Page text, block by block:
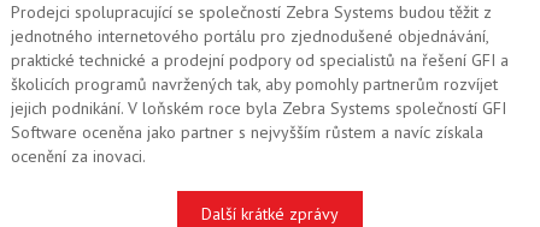
Prodejci spolupracující se společností Zebra Systems budou těžit z
jednotného internetového portálu pro zjednodušené objednávání,
praktické technické a prodejní podpory od specialistů na řešení GFI a
školicích programů navržených tak, aby pomohly partnerům rozvíjet
jejich podnikání. V loňském roce byla Zebra Systems společností GFI
Software oceněna jako partner s nejvyšším růstem a navíc získala
ocenění za inovaci.
Další krátké zprávy